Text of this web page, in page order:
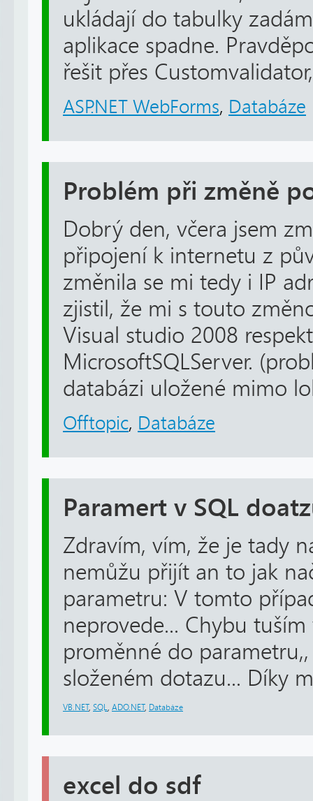
ukládají do tabulky
aplikace spadne.
řešit přes
ASP.NET WebForms, Databáze
Problém při změně
Dobrý den, včera jsem
připojení k internetu z
změnila se mi tedy i IP
zjistil, že mi s touto
Visual studio 2008
MicrosoftSQLServer.
databázi uložené mimo
Offtopic, Databáze
Paramert v SQL
Zdravím, vím, že je tady
nemůžu přijít an to jak
parametru: V tomto
neprovede... Chybu
proměnné do
složeném dotazu... Díky
VB.NET, SQL ADO.NET, Databáze
excel do sdf